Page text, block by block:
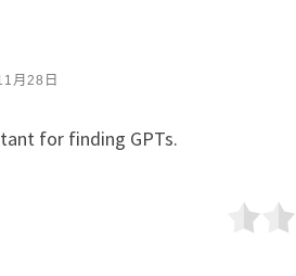
月28日
for finding GPTs.